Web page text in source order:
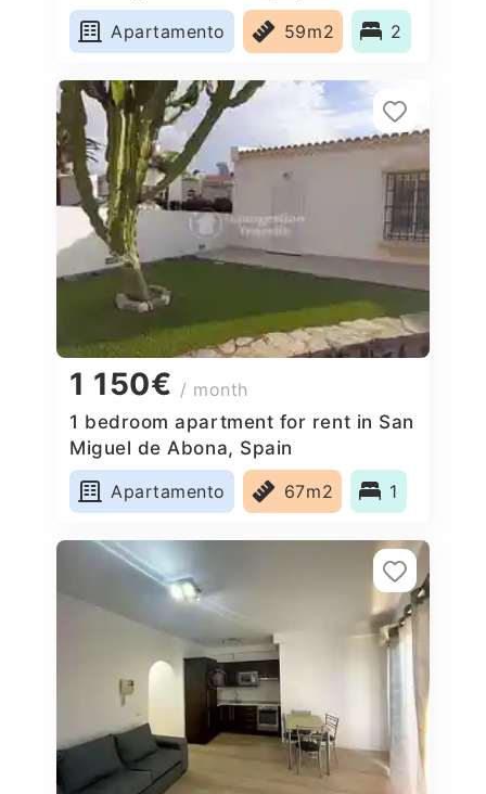
Apartamento
59m2 2
1 150€ / month
1 bedroom apartment for rent in San
Miguel de Abona, Spain
Apartamento
67m2 1